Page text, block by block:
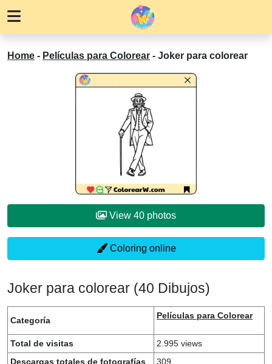
Home - Películas para Colorear - Joker para colorear
View 40 photos
Coloring online
Joker para colorear (40 Dibujos)
Categoría Películas para Colorear
Total de visitas
2.995 views
Descargas totales de fotografías
309